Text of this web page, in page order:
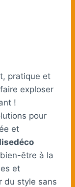
pratique et
exploser
!
pour
et
être à la
et
du style sans